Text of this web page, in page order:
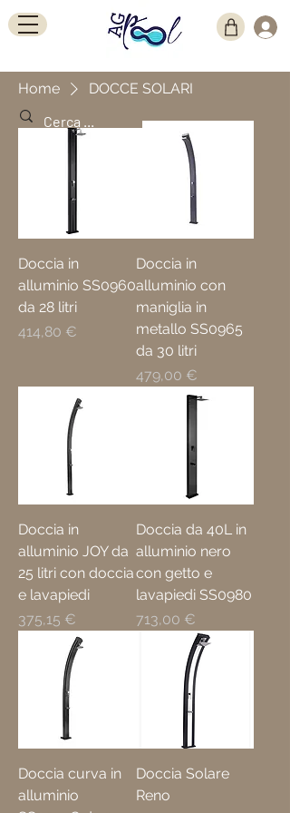
Home DOCCE SOLARI
Doccia in
alluminio SS0960
da 28 litri
Prezzo
414,80 €
Doccia in
alluminio con
maniglia in
metallo SS0965
da 30 litri
Prezzo
479,00 €
Doccia in
alluminio JOY da
25 litri con doccia
e lavapiedi
Prezzo
375,15 €
Doccia da 40L in
alluminio nero
con getto e
lavapiedi SS0980
Prezzo
713,00 €
Doccia curva in
alluminio
Doccia Solare
Reno